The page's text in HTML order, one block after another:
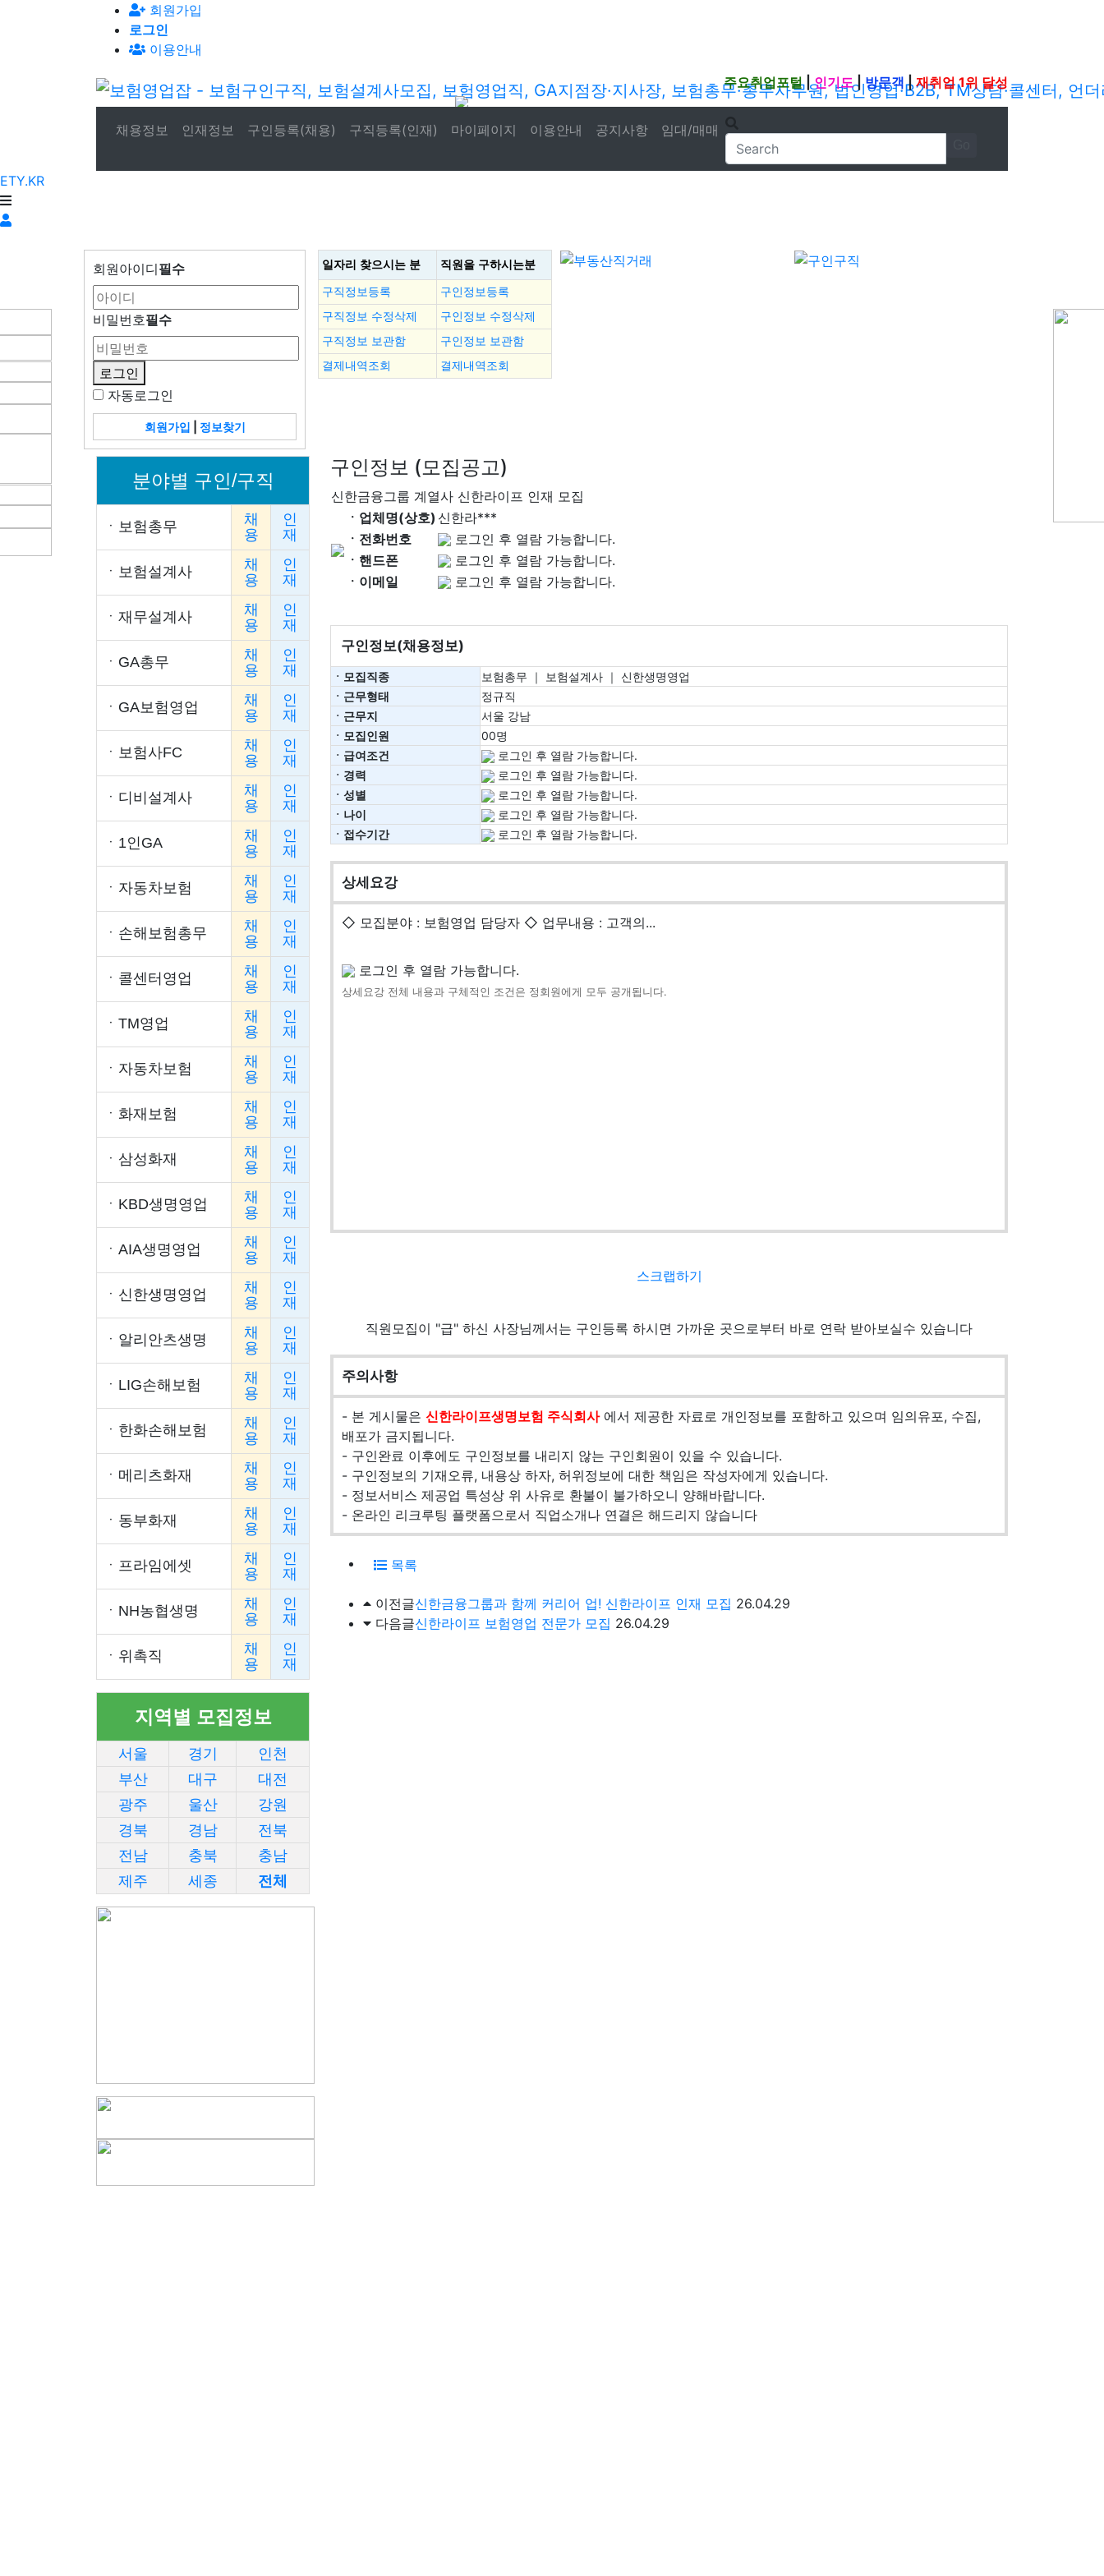
회원가입
로그인
이용안내
주요취업포털|인기도|방문객|재취업 1위 달성
채용정보 인재정보 구인등록(채용) 구직등록(인재) 마이페이지 이용안내 공지사항 임대/매매
ETY.KR
회원아이디필수
비밀번호필수
자동로그인
회원가입 정보찾기
일자리 찾으시는 분 직원을 구하시는분
구직정보등록
구인정보등록
구직정보 수정삭제
구인정보 수정삭제
구직정보 보관함
구인정보 보관함
결제내역조회
결제내역조회
분야별 구인/구직
ㆍ 보험총무
채
용
인
재
ㆍ 보험설계사
채
용
인
재
ㆍ 재무설계사
채
용
인
재
ㆍ GA총무
채
용
인
재
ㆍ GA보험영업
채
용
인
재
ㆍ 보험사FC
채
용
인
재
ㆍ 디비설계사
채
용
인
재
ㆍ 1인GA
채
용
인
재
ㆍ 자동차보험
채
용
인
재
ㆍ 손해보험총무
채
용
인
재
ㆍ 콜센터영업
채
용
인
재
ㆍ TM영업
채
용
인
재
ㆍ 자동차보험
채
용
인
재
ㆍ 화재보험
채
용
인
재
ㆍ 삼성화재
채
용
인
재
ㆍ KBD생명영업
채
용
인
재
ㆍ AIA생명영업
채
용
인
재
ㆍ 신한생명영업
채
용
인
재
ㆍ 알리안츠생명
채
용
인
재
ㆍ LIG손해보험
채
용
인
재
ㆍ 한화손해보험
채
용
인
재
ㆍ 메리츠화재
채
용
인
재
ㆍ 동부화재
채
용
인
재
ㆍ 프라임에셋
채
용
인
재
ㆍ NH농협생명
채
용
인
재
ㆍ 위촉직
채
용
인
재
지역별 모집정보
서울 경기
인천
부산
대구
대전
광주
울산
강원
경북
경남
전북
전남
충북
충남
제주
세종 전체
구인정보 (모집공고)
신한금융그룹 계열사 신한라이프 인재 모집
ㆍ업체명(상호) 신한라***
ㆍ전화번호
로그인 후 열람 가능합니다.
ㆍ핸드폰
로그인 후 열람 가능합니다.
ㆍ이메일
로그인 후 열람 가능합니다.
구인정보(채용정보)
ㆍ모집직종
보험총무 ｜ 보험설계사 ｜ 신한생명영업
ㆍ근무형태
정규직
ㆍ근무지
서울 강남
ㆍ모집인원
00명
ㆍ급여조건
로그인 후 열람 가능합니다.
ㆍ경력
로그인 후 열람 가능합니다.
ㆍ성별
로그인 후 열람 가능합니다.
ㆍ나이
로그인 후 열람 가능합니다.
ㆍ접수기간
로그인 후 열람 가능합니다.
상세요강
◇ 모집분야 : 보험영업 담당자 ◇ 업무내용 : 고객의...
로그인 후 열람 가능합니다.
상세요강 전체 내용과 구체적인 조건은 정회원에게 모두 공개됩니다.
스크랩하기
직원모집이 "급" 하신 사장님께서는 구인등록 하시면 가까운 곳으로부터 바로 연락 받아보실수 있습니다
주의사항
- 본 게시물은 신한라이프생명보험 주식회사에서 제공한 자료로 개인정보를 포함하고 있으며 임의유포, 수집,
배포가 금지됩니다.
- 구인완료 이후에도 구인정보를 내리지 않는 구인회원이 있을 수 있습니다.
- 구인정보의 기재오류, 내용상 하자, 허위정보에 대한 책임은 작성자에게 있습니다.
- 정보서비스 제공업 특성상 위 사유로 환불이 불가하오니 양해바랍니다.
- 온라인 리크루팅 플랫폼으로서 직업소개나 연결은 해드리지 않습니다
목록
이전글신한금융그룹과 함께 커리어 업! 신한라이프 인재 모집 26.04.29
다음글신한라이프 보험영업 전문가 모집 26.04.29